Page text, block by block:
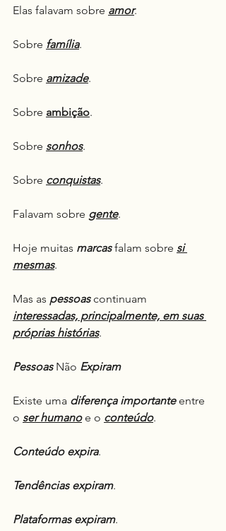
Elas falavam sobre amor.
Sobre família.
Sobre amizade.
Sobre ambição.
Sobre sonhos.
Sobre conquistas.
Falavam sobre gente.
Hoje muitas marcas falam sobre si
mesmas.
Mas as pessoas continuam
interessadas, principalmente, em suas
próprias histórias.
Pessoas Não Expiram
Existe uma diferença importante entre
o ser humano e o conteúdo.
Conteúdo expira.
Tendências expiram.
Plataformas expiram.